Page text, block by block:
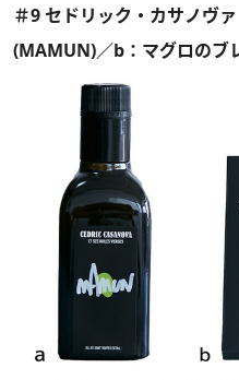
＃9 セドリック・カサノヴ
(MAMUN)／b：マグロのブ